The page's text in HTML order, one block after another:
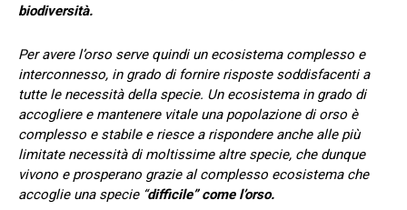
biodiversità.
Per avere l’orso serve quindi un ecosistema complesso e
interconnesso, in grado di fornire risposte soddisfacenti a
tutte le necessità della specie. Un ecosistema in grado di
accogliere e mantenere vitale una popolazione di orso è
complesso e stabile e riesce a rispondere anche alle più
limitate necessità di moltissime altre specie, che dunque
vivono e prosperano grazie al complesso ecosistema che
accoglie una specie “difficile” come l’orso.